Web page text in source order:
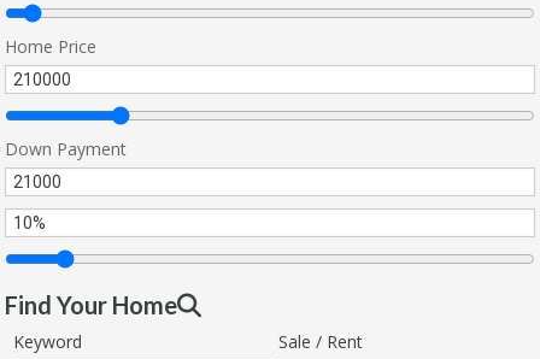
Home Price
Down Payment
Find Your Home
Keyword Sale / Rent